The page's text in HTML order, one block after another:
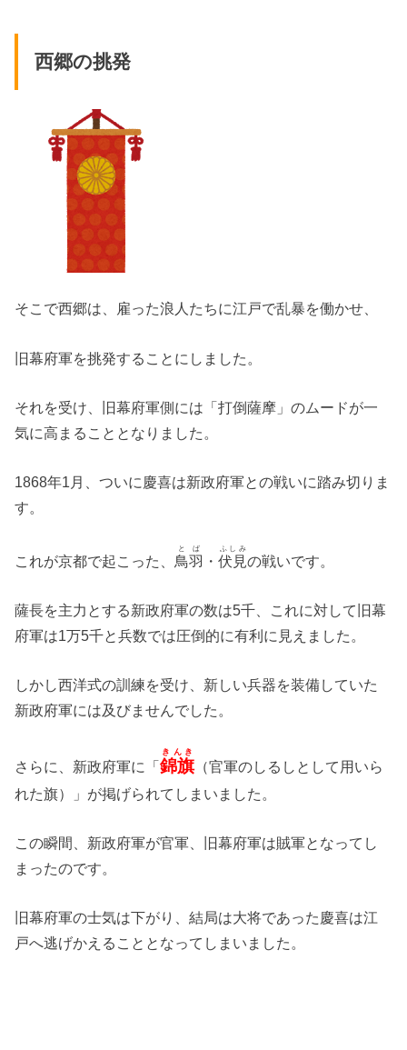
西郷の挑発
そこで西郷は、雇った浪人たちに江戸で乱暴を働かせ、
旧幕府軍を挑発することにしました。
それを受け、旧幕府軍側には「打倒薩摩」のムードが一
気に高まることとなりました。
1868年1月、ついに慶喜は新政府軍との戦いに踏み切りま
す。
これが京都で起こった、 鳥羽
とば
・伏見
ふしみ
の戦いです。
薩長を主力とする新政府軍の数は5千、これに対して旧幕
府軍は1万5千と兵数では圧倒的に有利に見えました。
しかし西洋式の訓練を受け、新しい兵器を装備していた
新政府軍には及びませんでした。
さらに、新政府軍に「錦旗
きんき
（官軍のしるしとして用いら
れた旗）」が掲げられてしまいました。
この瞬間、新政府軍が官軍、旧幕府軍は賊軍となってし
まったのです。
旧幕府軍の士気は下がり、結局は大将であった慶喜は江
戸へ逃げかえることとなってしまいました。